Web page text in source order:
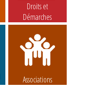
Droits et
Démarches
Associations